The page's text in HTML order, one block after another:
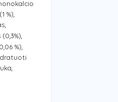
%),
%),